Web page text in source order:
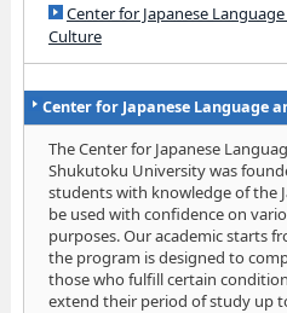
Center for Japanese
Culture
Center for Japanese Language
The Center for Japanese
Shukutoku University was
students with knowledge of the
be used with confidence on
purposes. Our academic starts
the program is designed to
those who fulfill certain
extend their period of study up